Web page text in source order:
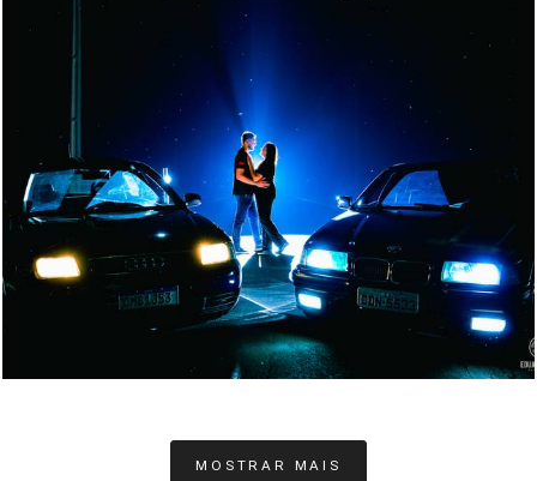
561 0
MOSTRAR MAIS